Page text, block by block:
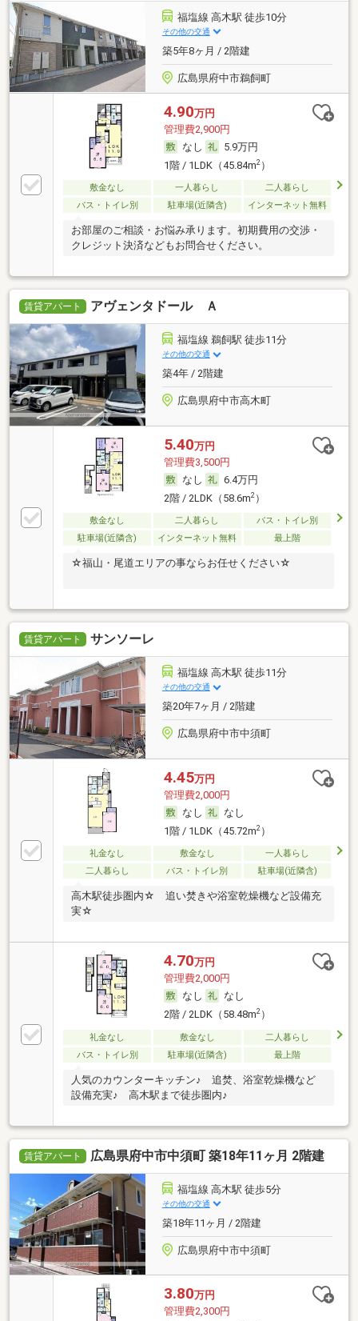
福塩線 高木駅 徒歩10分
その他の交通
築5年8ヶ月 / 2階建
広島県府中市鵜飼町
4.90万円
管理費2,900円
なし
5.9万円
1階 / 1LDK（45.84m2）
敷金なし 一人暮らし
二人暮らし
バス・トイレ別
駐車場(近隣含) インターネット無料
お部屋のご相談・お悩み承ります。初期費用の交渉・
クレジット決済などもお問合せください。
賃貸アパート アヴェンタドール Ａ
福塩線 鵜飼駅 徒歩11分
その他の交通
築4年 / 2階建
広島県府中市高木町
5.40万円
管理費3,500円
なし
6.4万円
2階 / 2LDK（58.6m2）
敷金なし 二人暮らし
バス・トイレ別
駐車場(近隣含)
インターネット無料 最上階
☆福山・尾道エリアの事ならお任せください☆
賃貸アパート サンソーレ
福塩線 高木駅 徒歩11分
その他の交通
築20年7ヶ月 / 2階建
広島県府中市中須町
4.45万円
管理費2,000円
なし
なし
1階 / 1LDK（45.72m2）
礼金なし 敷金なし
一人暮らし
二人暮らし
バス・トイレ別 駐車場(近隣含)
高木駅徒歩圏内☆ 追い焚きや浴室乾燥機など設備充
実☆
4.70万円
管理費2,000円
なし
なし
2階 / 2LDK（58.48m2）
礼金なし 敷金なし
二人暮らし
バス・トイレ別
駐車場(近隣含) 最上階
人気のカウンターキッチン♪ 追焚、浴室乾燥機など
設備充実♪ 高木駅まで徒歩圏内♪
賃貸アパート 広島県府中市中須町 築18年11ヶ月 2階建
福塩線 高木駅 徒歩5分
その他の交通
築18年11ヶ月 / 2階建
広島県府中市中須町
3.80万円
管理費2,300円